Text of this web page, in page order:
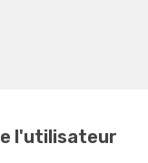
l'utilisateur